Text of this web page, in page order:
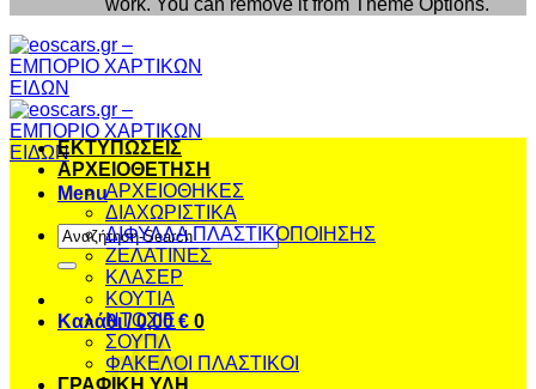
work. You can remove it from Theme Options.
Menu
Αναζήτηση
για:
Καλάθι /0,00€ 0
ΕΚΤΥΠΩΣΕΙΣ
ΑΡΧΕΙΟΘΕΤΗΣΗ
ΑΡΧΕΙΟΘΗΚΕΣ
ΔΙΑΧΩΡΙΣΤΙΚΑ
ΔΙΦΥΛΛΑ ΠΛΑΣΤΙΚΟΠΟΙΗΣΗΣ
ΖΕΛΑΤΙΝΕΣ
ΚΛΑΣΕΡ
ΚΟΥΤΙΑ
ΝΤΟΣΙΕ
ΣΟΥΠΛ
ΦΑΚΕΛΟΙ ΠΛΑΣΤΙΚΟΙ
ΓΡΑΦΙΚΗ ΥΛΗ